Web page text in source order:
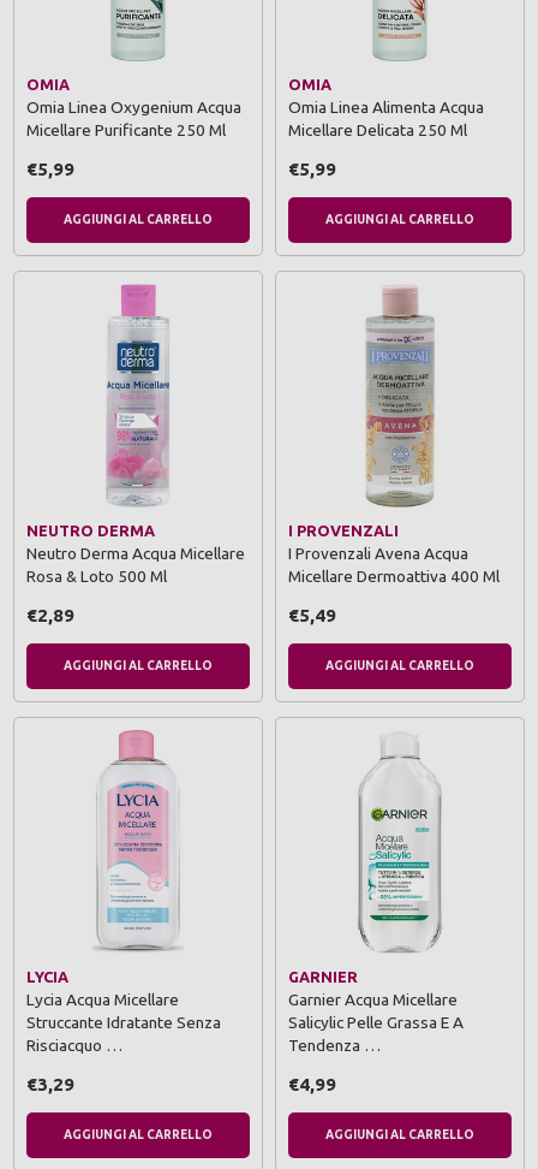
OMIA
Omia Linea Oxygenium Acqua
Micellare Purificante 250 Ml
€5,99
AGGIUNGI AL CARRELLO
OMIA
Omia Linea Alimenta Acqua
Micellare Delicata 250 Ml
€5,99
AGGIUNGI AL CARRELLO
NEUTRO DERMA
Neutro Derma Acqua Micellare
Rosa & Loto 500 Ml
€2,89
AGGIUNGI AL CARRELLO
I PROVENZALI
I Provenzali Avena Acqua
Micellare Dermoattiva 400 Ml
€5,49
AGGIUNGI AL CARRELLO
LYCIA
Lycia Acqua Micellare
Struccante Idratante Senza
Risciacquo …
€3,29
AGGIUNGI AL CARRELLO
GARNIER
Garnier Acqua Micellare
Salicylic Pelle Grassa E A
Tendenza …
€4,99
AGGIUNGI AL CARRELLO